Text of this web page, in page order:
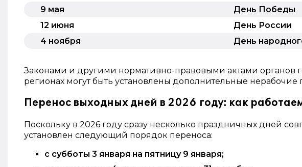
9 мая
День Победы
12 июня
День России
4 ноября
День
Законами и другими нормативно-правовыми актами органов
регионах могут быть установлены дополнительные
Перенос выходных дней в 2026 году: как
Поскольку в 2026 году сразу несколько праздничных дней
установлен следующий порядок переноса:
с субботы 3 января на пятницу 9 января;